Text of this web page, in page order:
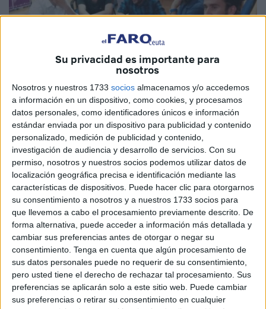
Su privacidad es importante para
nosotros
Nosotros y nuestros 1733 socios almacenamos y/o accedemos
a información en un dispositivo, como cookies, y procesamos
datos personales, como identificadores únicos e información
estándar enviada por un dispositivo para publicidad y contenido
personalizado, medición de publicidad y contenido,
investigación de audiencia y desarrollo de servicios. Con su
permiso, nosotros y nuestros socios podemos utilizar datos de
localización geográfica precisa e identificación mediante las
características de dispositivos. Puede hacer clic para otorgarnos
su consentimiento a nosotros y a nuestros 1733 socios para
que llevemos a cabo el procesamiento previamente descrito. De
forma alternativa, puede acceder a información más detallada y
cambiar sus preferencias antes de otorgar o negar su
consentimiento. Tenga en cuenta que algún procesamiento de
sus datos personales puede no requerir de su consentimiento,
pero usted tiene el derecho de rechazar tal procesamiento. Sus
preferencias se aplicarán solo a este sitio web. Puede cambiar
sus preferencias o retirar su consentimiento en cualquier
Unidos Podemos se mostraba satisfecho de los resultados
nacionale, aunque no tanto a nivel local, tras situarse en
una cuarta posición con prácticamente el 100% del
escrutinio de las urnas. “Ceuta es una ciudad muy difícil
para las fuerzas progresistas. Es muy conservadora e
incluso reaccionaria en algunos círculos”, apuntaba el
coordinador de campaña, Julio Basurco. Aún así,
aseguraba que la coalición continuará en la misma línea
de actuación en su lucha, especialmente en nuestra
ciudad. “Hace mucha falta para acabar con los niveles de